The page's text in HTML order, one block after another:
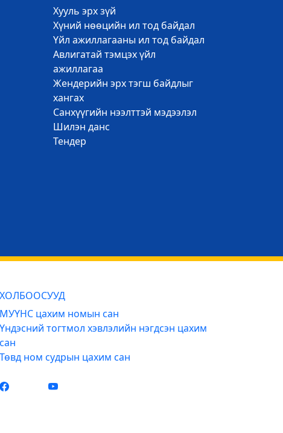
Хууль эрх зүй
Хүний нөөцийн ил тод байдал
Үйл ажиллагааны ил тод байдал
Авлигатай тэмцэх үйл
ажиллагаа
Жендерийн эрх тэгш байдлыг
хангах
Санхүүгийн нээлттэй мэдээлэл
Шилэн данс
Тендер
ХОЛБООСУУД
МУҮНС цахим номын сан
Үндэсний тогтмол хэвлэлийн нэгдсэн цахим
сан
Төвд ном судрын цахим сан